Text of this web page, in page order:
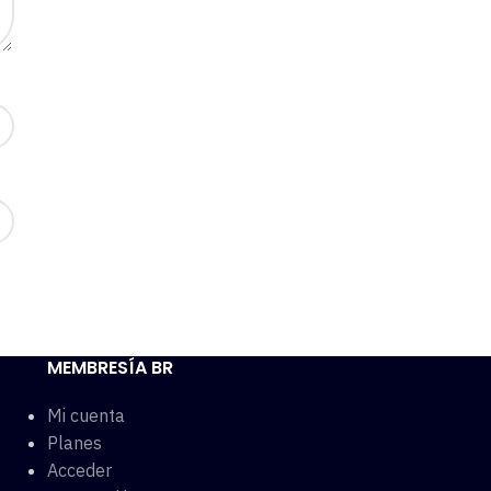
MEMBRESÍA BR
Mi cuenta
Planes
Acceder